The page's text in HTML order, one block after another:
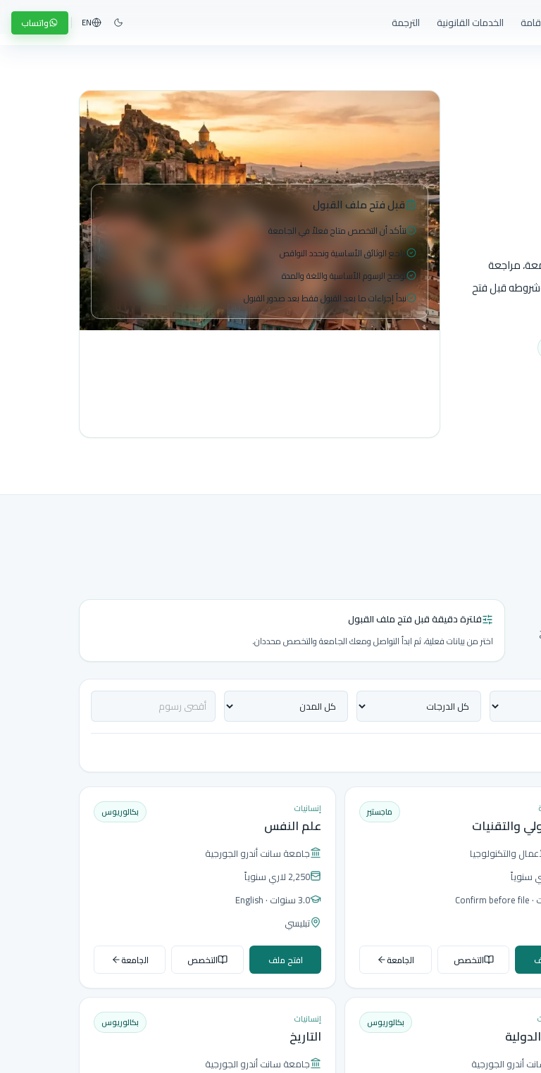
الخدمات القانونية الترجمة EN واتساب
مراجعة
قبل فتح
قبل فتح ملف القبول
نتأكد أن التخصص متاح فعلاً في الجامعة
نراجع الوثائق الأساسية ونحدد النواقص
نوضح الرسوم الأساسية واللغة والمدة
نبدأ إجراءات ما بعد القبول فقط بعد صدور القبول
فلترة دقيقة قبل فتح ملف القبول
اختر من بيانات فعلية، ثم ابدأ التواصل ومعك الجامعة والتخصص محددان.
والتقنيات
ماجستير
والتكنولوجيا
سنوياً
· Confirm before file
التخصص الجامعة
إنسانيات
علم النفس
بكالوريوس
جامعة سانت أندرو الجورجية
2,250 لاري
سنوياً
3.0 سنوات
· English
تبليسي
افتح ملف التخصص الجامعة
بكالوريوس
أندرو الجورجية
إنسانيات
التاريخ
بكالوريوس
جامعة سانت أندرو الجورجية